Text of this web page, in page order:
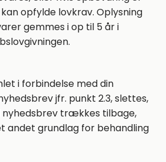
opfylde lovkrav. Oplysning
gemmes i op til 5 år i
i forbindelse med din
jfr. punkt 2.3, slettes,
nyhedsbrev trækkes tilbage,
andet grundlag for behandling